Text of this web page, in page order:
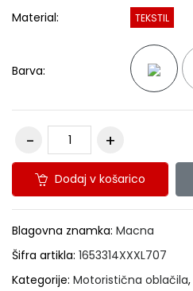
Material: TEKSTIL
Barva:
Dodaj v košarico
Blagovna znamka: Macna
Šifra artikla: 1653314XXXL707
Kategorije: Motoristična oblačila,